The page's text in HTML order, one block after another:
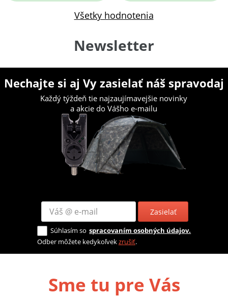
Všetky hodnotenia
Newsletter
Nechajte si aj Vy zasielať náš spravodaj
Každý týždeň tie najzaujímavejšie novinky
a akcie do Vášho e-mailu
Zasielať
Súhlasím so spracovaním osobných údajov.
Odber môžete kedykoľvekzrušiť.
Sme tu pre Vás